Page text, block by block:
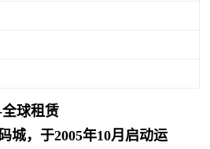
球租赁
城，于2005年10月启动运